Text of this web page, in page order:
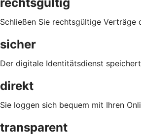
Schließen Sie rechtsgültige Verträge
sicher
Der digitale Identitätsdienst
direkt
Sie loggen sich bequem mit Ihren
transparent